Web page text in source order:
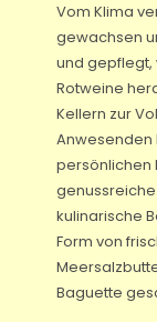
Vom Klima
gewachsen
und gepflegt,
Rotweine
Kellern zur
Anwesenden
persönlichen
kulinarische
Form von
Baguette